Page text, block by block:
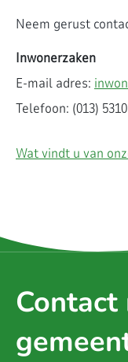
Neem gerust
Inwonerzaken
E-mail adres:
Telefoon: (013)
Wat vindt u van